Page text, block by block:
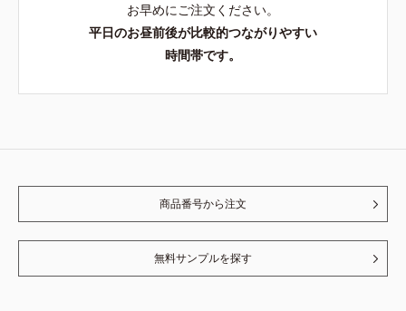
お早めにご注文ください。
平日のお昼前後が比較的つながりやすい
時間帯です。
商品番号から注文
無料サンプルを探す